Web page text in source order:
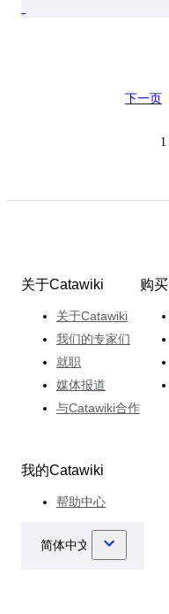
下一页
1
关于Catawiki
关于Catawiki
我们的专家们
就职
媒体报道
与Catawiki合作
购买
我的Catawiki
帮助中心